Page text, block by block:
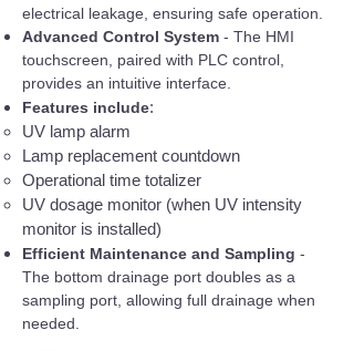
electrical leakage, ensuring safe operation.
Advanced Control System - The HMI
touchscreen, paired with PLC control,
provides an intuitive interface.
Features include:
UV lamp alarm
Lamp replacement countdown
Operational time totalizer
UV dosage monitor (when UV intensity
monitor is installed)
Efficient Maintenance and Sampling -
The bottom drainage port doubles as a
sampling port, allowing full drainage when
needed.